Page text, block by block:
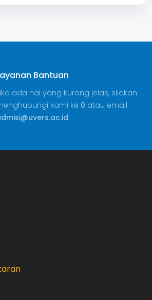
Bantuan
ada hal yang kurang jelas, silakan
kami ke 0 atau email